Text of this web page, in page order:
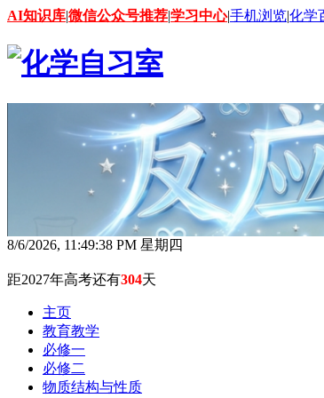
AI知识库|微信公众号推荐|学习中心|手机浏览|化学
8/6/2026, 11:49:40 PM 星期四
距2027年高考还有304天
主页
教育教学
必修一
必修二
物质结构与性质